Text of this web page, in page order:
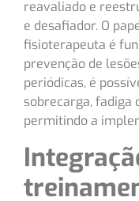
reavaliado e
e desafiador. O
fisioterapeuta é
prevenção de
periódicas, é
sobrecarga, fadiga
permitindo a